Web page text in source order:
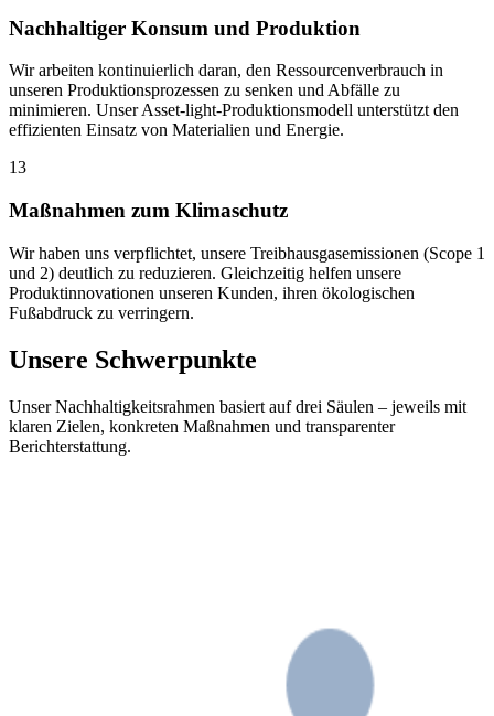
Nachhaltiger Konsum und Produktion
Wir arbeiten kontinuierlich daran, den Ressourcenverbrauch in
unseren Produktionsprozessen zu senken und Abfälle zu
minimieren. Unser Asset-light-Produktionsmodell unterstützt den
effizienten Einsatz von Materialien und Energie.
13
Maßnahmen zum Klimaschutz
Wir haben uns verpflichtet, unsere Treibhausgasemissionen (Scope 1
und 2) deutlich zu reduzieren. Gleichzeitig helfen unsere
Produktinnovationen unseren Kunden, ihren ökologischen
Fußabdruck zu verringern.
Unsere Schwerpunkte
Unser Nachhaltigkeitsrahmen basiert auf drei Säulen – jeweils mit
klaren Zielen, konkreten Maßnahmen und transparenter
Berichterstattung.